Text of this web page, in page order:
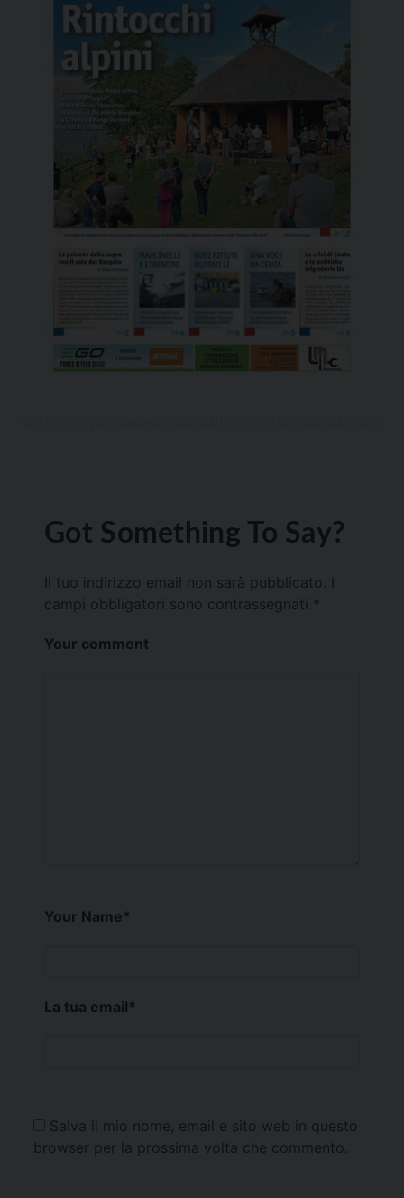
Got Something To Say?
Il tuo indirizzo email non sarà pubblicato.
campi obbligatori sono contrassegnati *
Your comment
Your Name*
La tua email*
Salva il mio nome, email e sito web in questo
browser per la prossima volta che commento.